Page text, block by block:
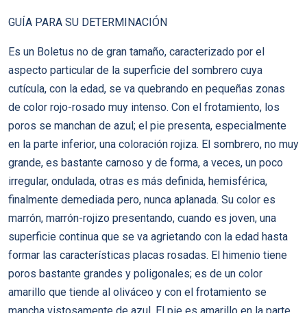
GUÍA PARA SU DETERMINACIÓN
Es un Boletus no de gran tamaño, caracterizado por el
aspecto particular de la superficie del sombrero cuya
cutícula, con la edad, se va quebrando en pequeñas zonas
de color rojo-rosado muy intenso. Con el frotamiento, los
poros se manchan de azul; el pie presenta, especialmente
en la parte inferior, una coloración rojiza. El sombrero, no muy
grande, es bastante carnoso y de forma, a veces, un poco
irregular, ondulada, otras es más definida, hemisférica,
finalmente demediada pero, nunca aplanada. Su color es
marrón, marrón-rojizo presentando, cuando es joven, una
superficie continua que se va agrietando con la edad hasta
formar las características placas rosadas. El himenio tiene
poros bastante grandes y poligonales; es de un color
amarillo que tiende al oliváceo y con el frotamiento se